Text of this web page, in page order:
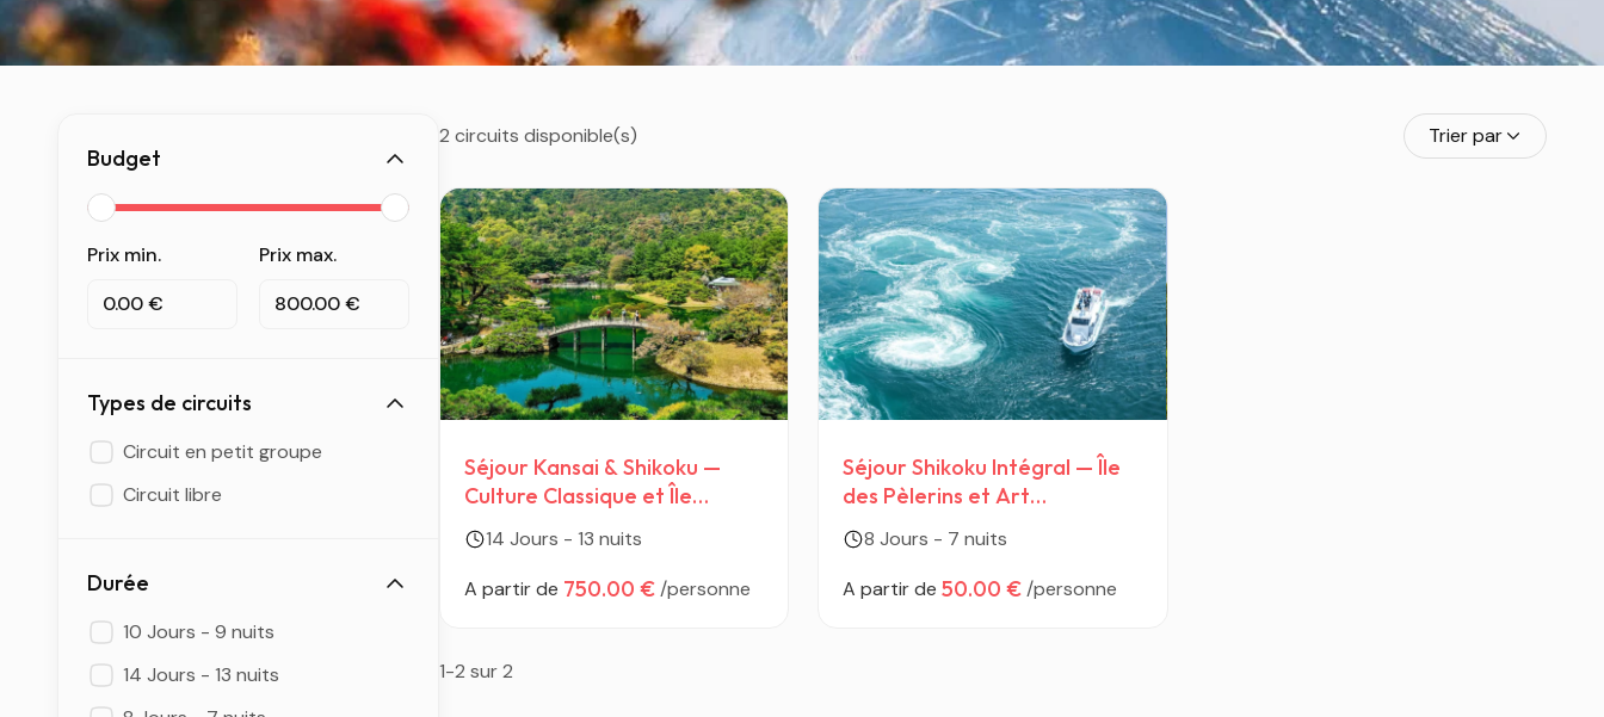
Kyoto Nara
Osaka
Budget
Prix min.
0.00 €
Prix max.
800.00 €
Types de circuits
Circuit en petit groupe
Circuit libre
Durée
10 Jours - 9 nuits
14 Jours - 13 nuits
2 circuits disponible(s) Trier par
Séjour Kansai & Shikoku —
Culture Classique et Île
Authentique
14 Jours - 13 nuits
A partir de 750.00 € /personne
Séjour Shikoku Intégral — Île
des Pèlerins et Art
Contemporain
8 Jours - 7 nuits
A partir de 50.00 € /personne
1-2 sur 2